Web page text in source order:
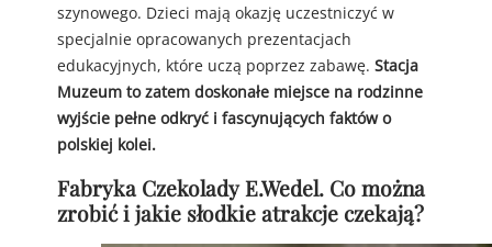
szynowego. Dzieci mają okazję uczestniczyć w
specjalnie opracowanych prezentacjach
edukacyjnych, które uczą poprzez zabawę. Stacja
Muzeum to zatem doskonałe miejsce na rodzinne
wyjście pełne odkryć i fascynujących faktów o
polskiej kolei.
Fabryka Czekolady E.Wedel. Co można
zrobić i jakie słodkie atrakcje czekają?